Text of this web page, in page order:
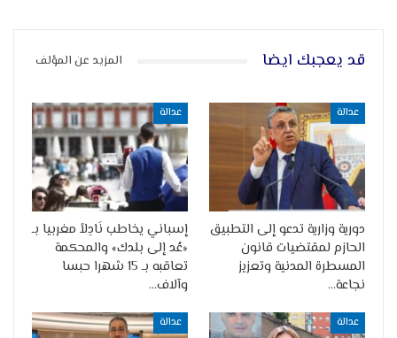
قد يعجبك ايضا المزيد عن المؤلف
عدالة
دورية وزارية تدعو إلى التطبيق
الحازم لمقتضيات قانون
المسطرة المدنية وتعزيز
نجاعة…
عدالة
إسباني يخاطب نَادِلاً مغربيا بـ
«عُد إلى بلدك» والمحكمة
تعاقبه بـ 15 شهرا حبسا
وآلاف…
عدالة عدالة